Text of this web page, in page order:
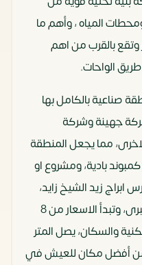
المياه ، وأهم ما
وتقع بالقرب من اهم
الواحات.
صناعية بالكامل بها
جهينة وشركة
مما يجعل المنطقة
بادية، ومشروع او
زيد الشيخ زايد،
والكثير من المشاريع العقارية الكبرى، وتبدأ الاسعار من 8
والسكان، يصل المتر
من أفضل مكان للعيش في